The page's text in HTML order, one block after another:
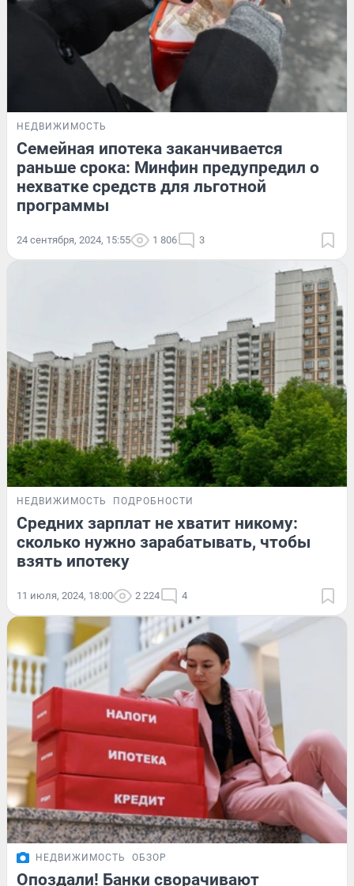
НЕДВИЖИМОСТЬ
Семейная ипотека заканчивается
раньше срока: Минфин предупредил о
нехватке средств для льготной
программы
24 сентября, 2024, 15:55 1 806 3
НЕДВИЖИМОСТЬ ПОДРОБНОСТИ
Средних зарплат не хватит никому:
сколько нужно зарабатывать, чтобы
взять ипотеку
11 июля, 2024, 18:00 2 224 4
НЕДВИЖИМОСТЬ ОБЗОР
Опоздали! Банки сворачивают